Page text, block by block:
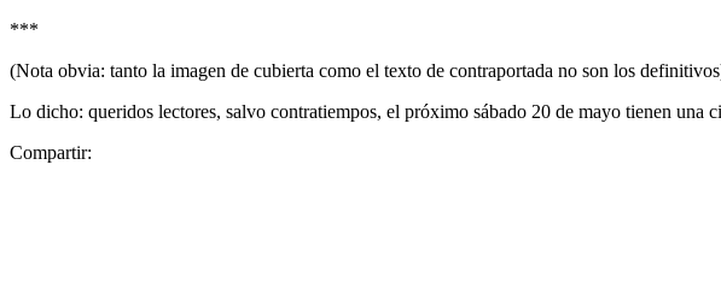
***
(Nota obvia: tanto la imagen de cubierta como el texto de contraportada no son los
Lo dicho: queridos lectores, salvo contratiempos, el próximo sábado 20 de mayo tienen una
Compartir: